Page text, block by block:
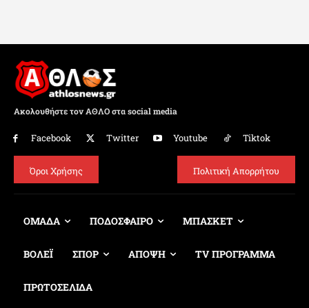
Ακολουθήστε τον ΑΘΛΟ στα social media
Facebook Twitter Youtube Tiktok
Όροι Χρήσης Πολιτική Απορρήτου
ΟΜΑΔΑ ΠΟΔΟΣΦΑΙΡΟ ΜΠΑΣΚΕΤ
ΒΟΛΕΪ ΣΠΟΡ ΑΠΟΨΗ TV ΠΡΟΓΡΑΜΜΑ
ΠΡΩΤΟΣΕΛΙΔΑ